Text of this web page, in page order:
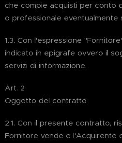
che compie acquisti per conto
o professionale eventualmente
1.3. Con l'espressione
indicato in epigrafe ovvero il
servizi di informazione.
Art. 2
Oggetto del contratto
2.1. Con il presente contratto,
Fornitore vende e l'Acquirente